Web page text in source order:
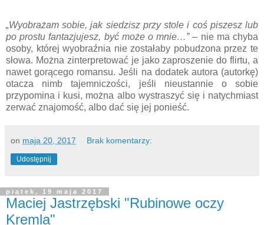
„Wyobrażam sobie, jak siedzisz przy stole i coś piszesz lub
po prostu fantazjujesz, być może o mnie…”– nie ma chyba
osoby, której wyobraźnia nie zostałaby pobudzona przez te
słowa. Można zinterpretować je jako zaproszenie do flirtu, a
nawet gorącego romansu. Jeśli na dodatek autora (autorkę)
otacza nimb tajemniczości, jeśli nieustannie o sobie
przypomina i kusi, można albo wystraszyć się i natychmiast
zerwać znajomość, albo dać się jej ponieść.
on maja 20, 2017 Brak komentarzy:
Udostępnij
piątek, 19 maja 2017
Maciej Jastrzębski "Rubinowe oczy
Kremla"